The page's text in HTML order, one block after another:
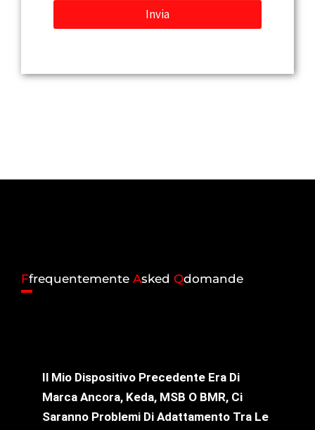
Invia
Ffrequentemente Asked Qdomande
Il Mio Dispositivo Precedente Era Di
Marca Ancora, Keda, MSB O BMR, Ci
Saranno Problemi Di Adattamento Tra Le